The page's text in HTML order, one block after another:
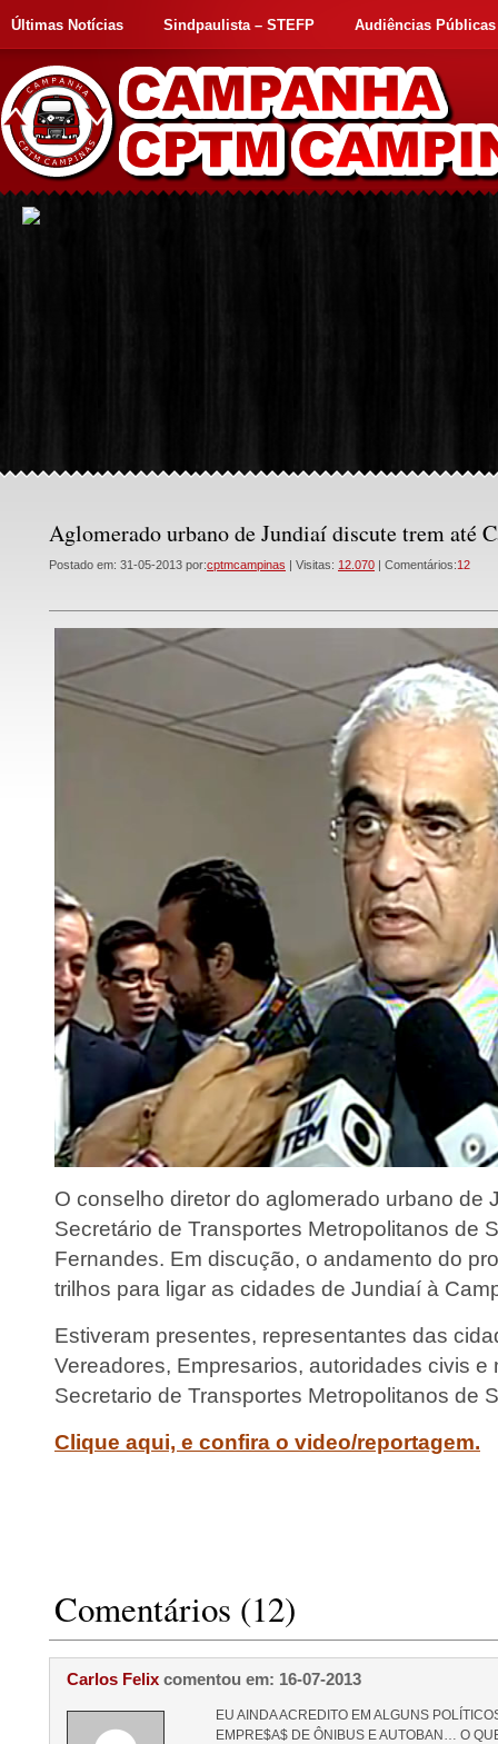
Últimas Notícias Sindpaulista – STEFP Audiências Públicas
Aglomerado urbano de Jundiaí discute trem até
Postado em: 31-05-2013 por:cptmcampinas | Visitas: 12.070 | Comentários:12
O conselho diretor do aglomerado urbano de
Secretário de Transportes Metropolitanos de
Fernandes. Em discução, o andamento do
trilhos para ligar as cidades de Jundiaí à
Estiveram presentes, representantes das
Vereadores, Empresarios, autoridades civis e
Secretario de Transportes Metropolitanos de
Clique aqui, e confira o video/reportagem.
Comentários (12)
Carlos Felix comentou em: 16-07-2013
EU AINDA ACREDITO EM ALGUNS
EMPRE$A$ DE ÔNIBUS E AUTOBAN… O